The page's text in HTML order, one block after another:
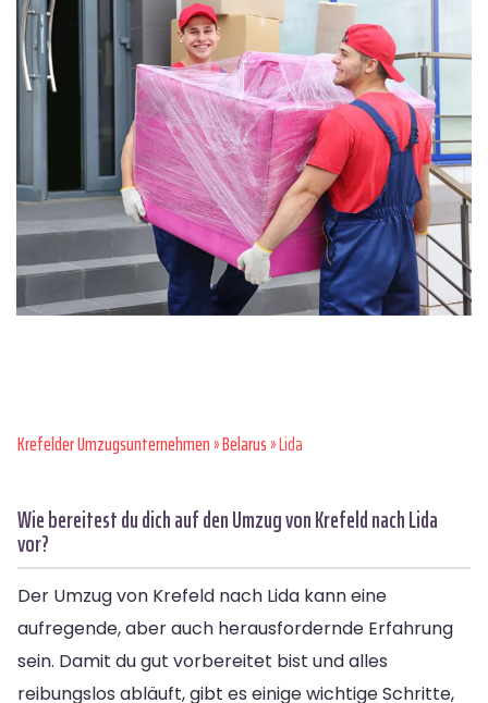
Krefelder Umzugsunternehmen»Belarus» Lida
Wie bereitest du dich auf den Umzug von Krefeld nach Lida
vor?
Der Umzug von Krefeld nach Lida kann eine
aufregende, aber auch herausfordernde Erfahrung
sein. Damit du gut vorbereitet bist und alles
reibungslos abläuft, gibt es einige wichtige Schritte,